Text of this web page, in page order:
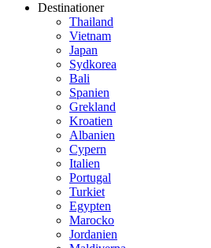
Destinationer
Thailand
Vietnam
Japan
Sydkorea
Bali
Spanien
Grekland
Kroatien
Albanien
Cypern
Italien
Portugal
Turkiet
Egypten
Marocko
Jordanien